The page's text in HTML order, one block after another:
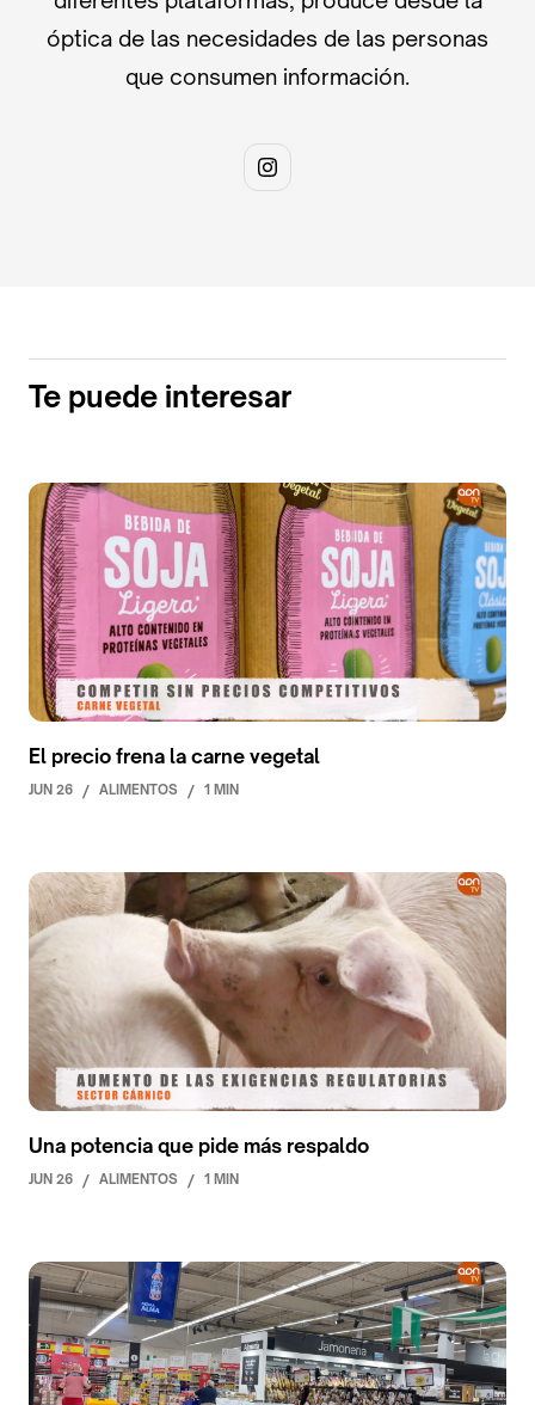
óptica de las necesidades de las personas
que consumen información.
Te puede interesar
El precio frena la carne vegetal
JUN 26 / ALIMENTOS / 1 MIN
Una potencia que pide más respaldo
JUN 26 / ALIMENTOS / 1 MIN